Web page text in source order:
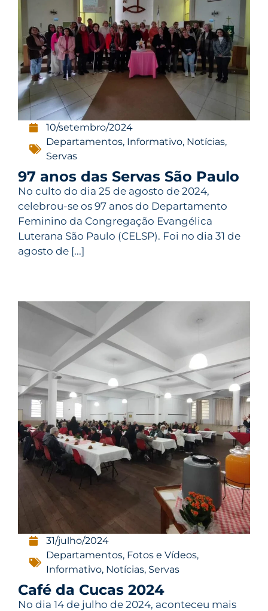
10/setembro/2024
Departamentos, Informativo, Notícias,
Servas
97 anos das Servas São Paulo
No culto do dia 25 de agosto de 2024,
celebrou-se os 97 anos do Departamento
Feminino da Congregação Evangélica
Luterana São Paulo (CELSP). Foi no dia 31 de
agosto de [...]
31/julho/2024
Departamentos, Fotos e Vídeos,
Informativo, Notícias, Servas
Café da Cucas 2024
No dia 14 de julho de 2024, aconteceu mais